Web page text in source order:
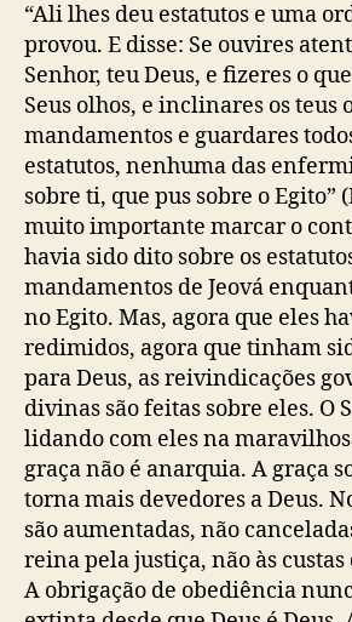
“Ali lhes deu estatutos e uma
provou. E disse: Se ouvires
Senhor, teu Deus, e fizeres o
Seus olhos, e inclinares os teus
mandamentos e guardares
estatutos, nenhuma das
sobre ti, que pus sobre o Egito”
muito importante marcar o
havia sido dito sobre os
mandamentos de Jeová
no Egito. Mas, agora que eles
redimidos, agora que tinham
para Deus, as reivindicações
divinas são feitas sobre eles. O
lidando com eles na
graça não é anarquia. A graça
torna mais devedores a Deus.
são aumentadas, não
reina pela justiça, não às custas
A obrigação de obediência